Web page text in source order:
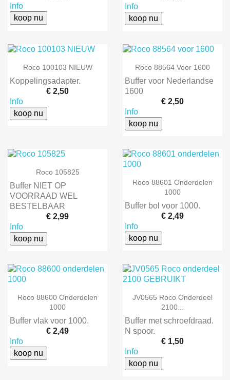
Info
koop nu
Info
koop nu
Roco 100103 NIEUW
Koppelingsadapter.
€ 2,50
Info
koop nu
Roco 88564 Voor 1600
Buffer voor Nederlandse
1600
€ 2,50
Info
koop nu
Roco 105825
Buffer NIET OP
VOORRAAD WEL
BESTELBAAR
€ 2,99
Info
koop nu
Roco 88601 Onderdelen
1000
Buffer bol voor 1000.
€ 2,49
Info
koop nu
Roco 88600 Onderdelen
1000
Buffer vlak voor 1000.
€ 2,49
Info
koop nu
JV0565 Roco Onderdeel
2100...
Buffer met schroefdraad.
N spoor.
€ 1,50
Info
koop nu